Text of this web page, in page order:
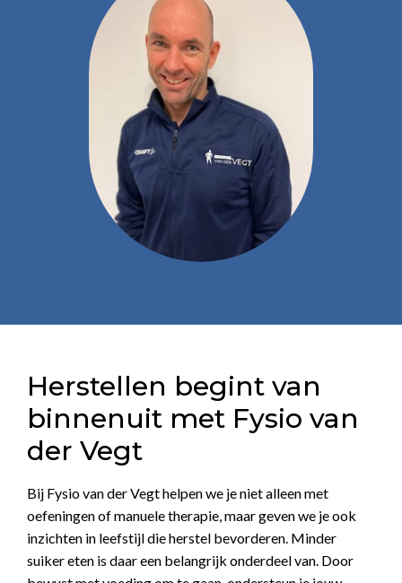
Herstellen begint van
binnenuit met Fysio van
der Vegt
Bij Fysio van der Vegt helpen we je niet alleen met
oefeningen of manuele therapie, maar geven we je ook
inzichten in leefstijl die herstel bevorderen. Minder
suiker eten is daar een belangrijk onderdeel van. Door